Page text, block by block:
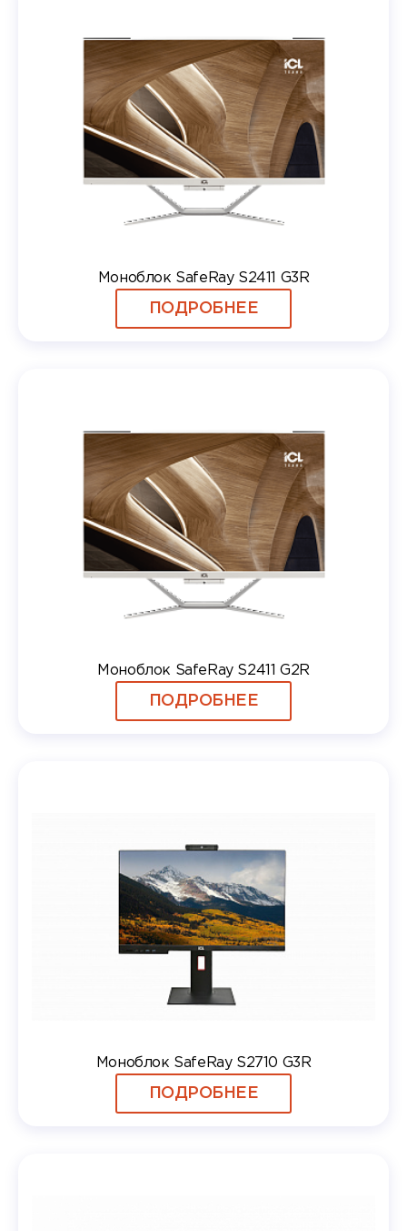
Моноблок SafeRay S2411 G3R
ПОДРОБНЕЕ
Моноблок SafeRay S2411 G2R
ПОДРОБНЕЕ
Моноблок SafeRay S2710 G3R
ПОДРОБНЕЕ